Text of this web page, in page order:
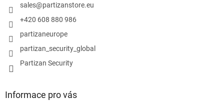
sales@partizanstore.eu
+420 608 880 986
partizaneurope
partizan_security_global
Partizan Security
Informace pro vás